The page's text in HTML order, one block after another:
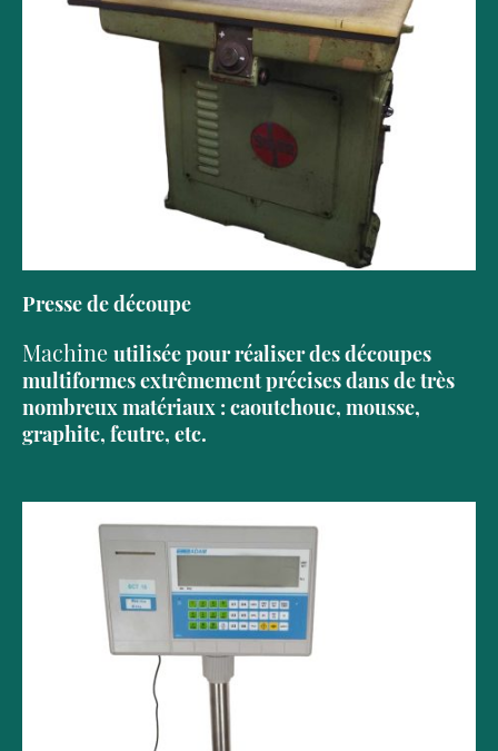
Presse de découpe
Machine utilisée pour réaliser des découpes
multiformes extrêmement précises dans de très
nombreux matériaux : caoutchouc, mousse,
graphite, feutre, etc.